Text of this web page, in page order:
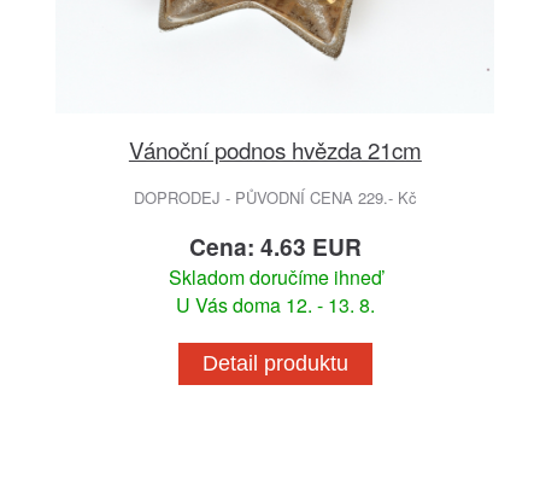
Vánoční podnos hvězda 21cm
DOPRODEJ - PŮVODNÍ CENA 229.- Kč
Cena: 4.63 EUR
Skladom doručíme ihneď
U Vás doma 12. - 13. 8.
Detail produktu